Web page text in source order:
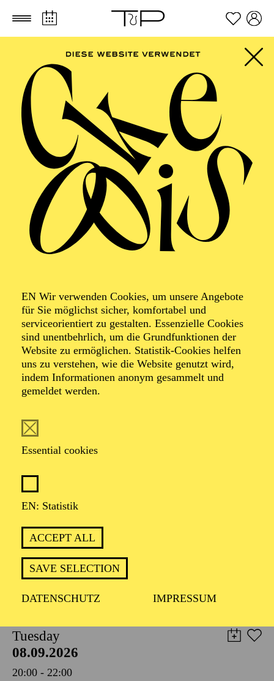
Zum Hauptinhalt springen Zum Footer springen
EN Wir verwenden Cookies, um unsere Angebote
für Sie möglichst sicher, komfortabel und
serviceorientiert zu gestalten. Essenzielle Cookies
sind unentbehrlich, um die Grundfunktionen der
Website zu ermöglichen. Statistik-Cookies helfen
uns zu verstehen, wie die Website genutzt wird,
indem Informationen anonym gesammelt und
gemeldet werden.
Essential cookies
EN: Statistik
ACCEPT ALL
SAVE SELECTION
DATENSCHUTZ IMPRESSUM
FILTER
SEPTEMBER 2026
PHILHARMONIE ESSEN
Friday
04.09.2026
20:00 - 23:00
Alfried Krupp Saal
Organiser: Theater-, Konzert- u. Gastspieldirektion OTTO
HOFNER GMBH
TICKETS
55,20 52,70€
EN: SCHAUSPIEL ESSEN
05.09.2026
19:30 - 21:30
BLICK AUF DEN IRAN –
STIMMEN ZUR AKTUELLEN
LAGE
TICKETS
8,00€
Tuesday
08.09.2026
20:00 - 22:00